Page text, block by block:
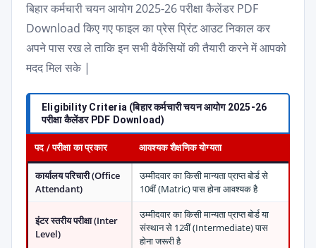
बिहार कर्मचारी चयन आयोग 2025-26 परीक्षा कैलेंडर PDF
Download किए गए फाइल का प्रेस प्रिंट आउट निकाल कर
अपने पास रख ले ताकि इन सभी वैकेंसियों की तैयारी करने में आपको
मदद मिल सके |
Eligibility Criteria (बिहार कर्मचारी चयन आयोग 2025-26
परीक्षा कैलेंडर PDF Download)
पद / परीक्षा का प्रकार आवश्यक शैक्षणिक योग्यता
कार्यालय परिचारी (Office
Attendant)
उम्मीदवार का किसी मान्यता प्राप्त बोर्ड से
10वीं (Matric) पास होना आवश्यक है
इंटर स्तरीय परीक्षा (Inter
Level)
उम्मीदवार का किसी मान्यता प्राप्त बोर्ड या
संस्थान से 12वीं (Intermediate) पास
होना जरूरी है